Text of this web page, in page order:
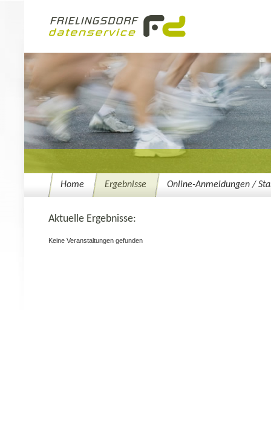
Home Ergebnisse Online-Anmeldungen /
Aktuelle Ergebnisse:
Keine Veranstaltungen gefunden